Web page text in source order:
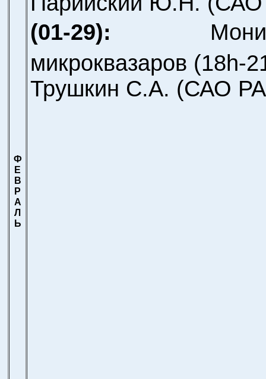
Ф
Е
В
Р
А
Л
Ь
(01-29):
микроквазаров (18h-
Трушкин С.А. (САО